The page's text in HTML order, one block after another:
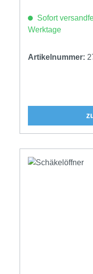
Sofort
Werktage
Artikelnummer: